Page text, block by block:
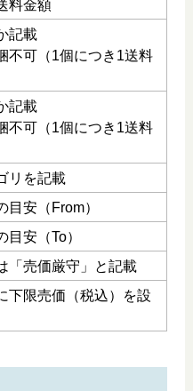
料金額
記載
不可（1個につき1送料
記載
不可（1個につき1送料
リを記載
目安（From）
安（To）
「売価厳守」と記載
下限売価（税込）を設